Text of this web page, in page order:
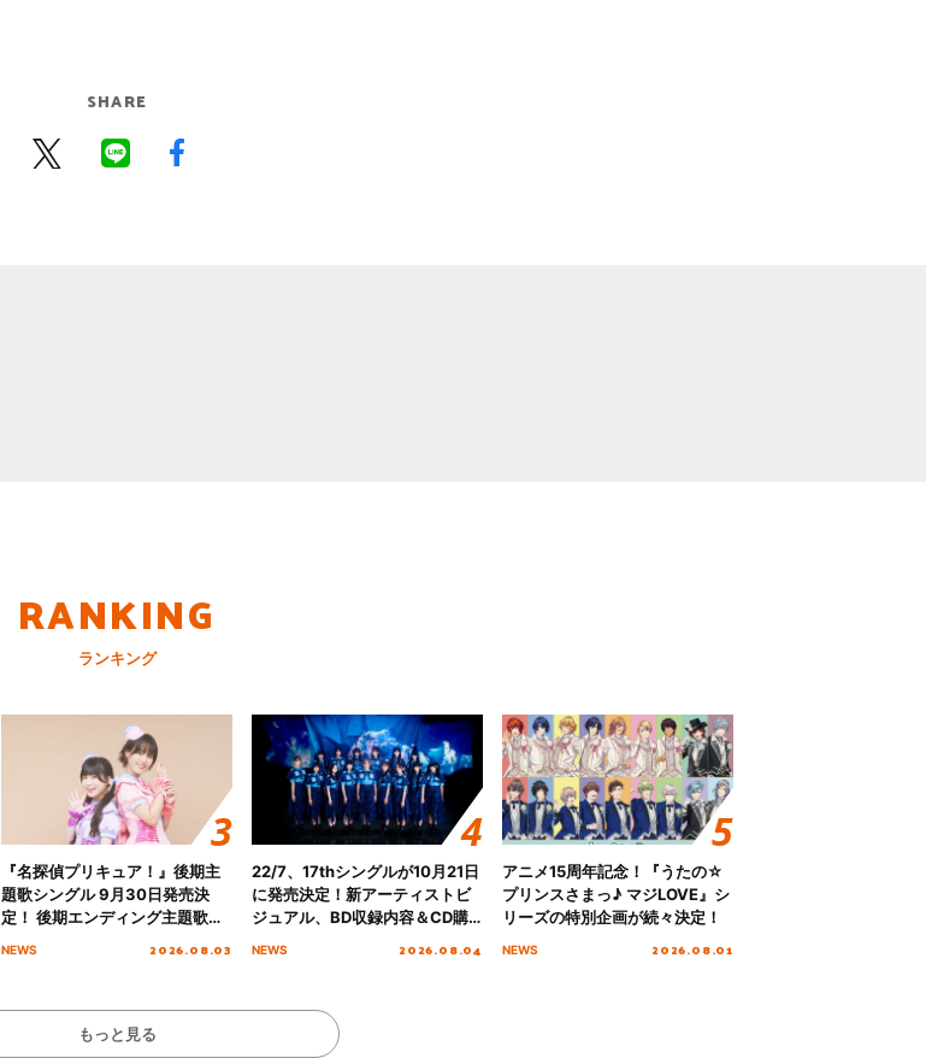
SHARE
RANKING
ランキング
『名探偵プリキュア！』後期主
題歌シングル 9月30日発売決
定！ 後期エンディング主題歌
NEWS 2026.08.03
22/7、17thシングルが10月21日
に発売決定！新アーティストビ
ジュアル、BD収録内容＆CD購
NEWS 2026.08.04
アニメ15周年記念！『うたの☆
プリンスさまっ♪ マジLOVE』シ
リーズの特別企画が続々決定！
NEWS 2026.08.01
もっと見る